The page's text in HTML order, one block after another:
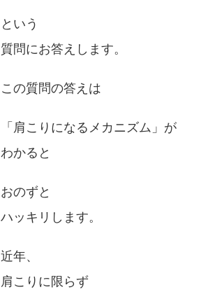
という
質問にお答えします。
この質問の答えは
「肩こりになるメカニズム」が
わかると
おのずと
ハッキリします。
近年、
肩こりに限らず